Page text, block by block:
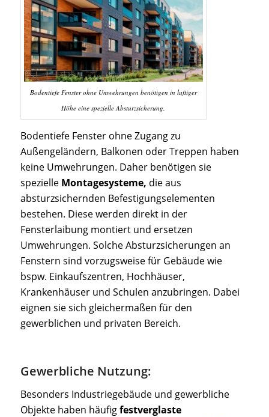
Bodentiefe Fenster ohne Umwehrungen benötigen in luftiger
Höhe eine spezielle Absturzsicherung.
Bodentiefe Fenster ohne Zugang zu
Außengeländern, Balkonen oder Treppen haben
keine Umwehrungen. Daher benötigen sie
spezielle Montagesysteme, die aus
absturzsichernden Befestigungselementen
bestehen. Diese werden direkt in der
Fensterlaibung montiert und ersetzen
Umwehrungen. Solche Absturzsicherungen an
Fenstern sind vorzugsweise für Gebäude wie
bspw. Einkaufszentren, Hochhäuser,
Krankenhäuser und Schulen anzubringen. Dabei
eignen sie sich gleichermaßen für den
gewerblichen und privaten Bereich.
Gewerbliche Nutzung:
Besonders Industriegebäude und gewerbliche
Objekte haben häufigfestverglaste